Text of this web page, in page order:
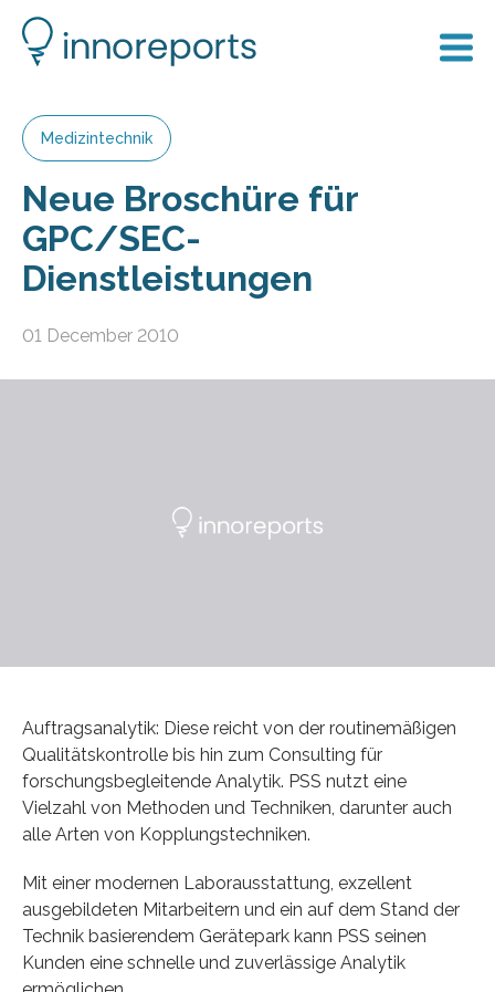
Medizintechnik
Neue Broschüre für
GPC/SEC-
Dienstleistungen
01 December 2010
Auftragsanalytik: Diese reicht von der routinemäßigen
Qualitätskontrolle bis hin zum Consulting für
forschungsbegleitende Analytik. PSS nutzt eine
Vielzahl von Methoden und Techniken, darunter auch
alle Arten von Kopplungstechniken.
Mit einer modernen Laborausstattung, exzellent
ausgebildeten Mitarbeitern und ein auf dem Stand der
Technik basierendem Gerätepark kann PSS seinen
Kunden eine schnelle und zuverlässige Analytik